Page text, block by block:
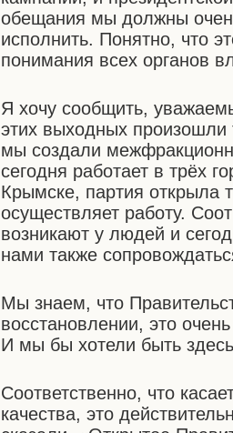
обещания мы должны
исполнить. Понятно, что
понимания всех органов
Я хочу сообщить,
этих выходных произошли
мы создали
сегодня работает в трёх
Крымске, партия открыла
осуществляет работу.
возникают у людей и
нами также
Мы знаем, что
восстановлении, это
И мы бы хотели быть
Соответственно, что
качества, это